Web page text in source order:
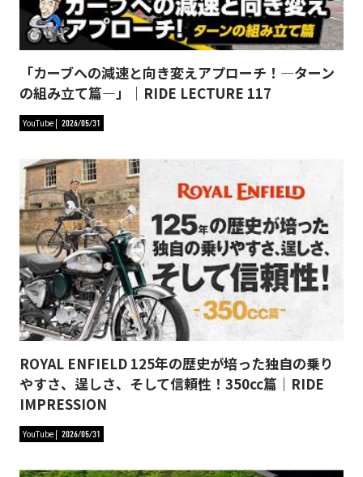
「カーブへの減速と向き変えアプローチ！―ターン
の組み立て篇―」｜RIDE LECTURE 117
YouTube 2026/05/31
ROYAL ENFIELD 125年の歴史が培った独自の乗り
やすさ、逞しさ、そして信頼性！350cc篇｜RIDE
IMPRESSION
YouTube 2026/05/31